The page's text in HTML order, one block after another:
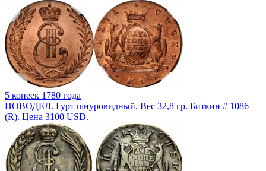
5 копеек 1780 года
НОВОДЕЛ. Гурт шнуровидный. Вес 32,8 гр. Биткин # 1086
(R). Цена 3100 USD.